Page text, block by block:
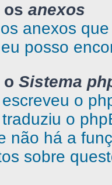
os anexos
anexos
posso
o Sistema
o
o
não há a
sobre